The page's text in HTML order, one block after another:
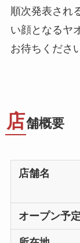
順次発表され
い顔となるヤ
お待ちくださ
店舗概要
店舗名
オープン予定